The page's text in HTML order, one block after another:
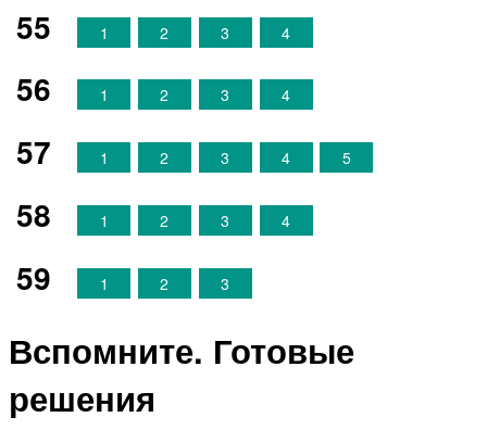
55 1 2 3 4
56 1 2 3 4
57 1 2 3 4 5
58 1 2 3 4
59 1 2 3
Вспомните. Готовые
решения